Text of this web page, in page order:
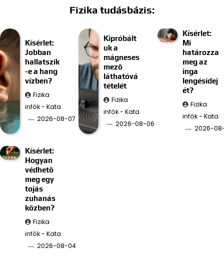
Fizika tudásbázis:
Kísérlet:
Jobban
hallatszik
-e a hang
vízben?
Fizika
infók - Kata
2026-08-07
Kipróbált
uk a
mágneses
mező
láthatóvá
tételét
Fizika
infók - Kata
2026-08-06
Kísérlet:
Mi
határozza
meg az
inga
lengésidej
ét?
Fizika
infók - Kata
2026-
Kísérlet:
Hogyan
védhető
meg egy
tojás
zuhanás
közben?
Fizika
infók - Kata
2026-08-04